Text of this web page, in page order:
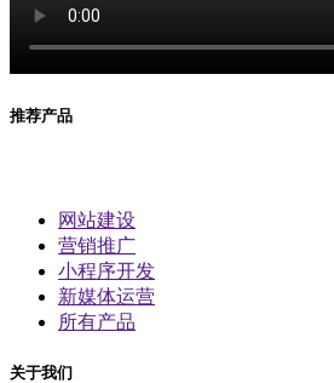
推荐产品
网站建设
营销推广
小程序开发
新媒体运营
所有产品
关于我们